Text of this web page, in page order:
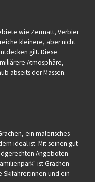
wie Zermatt, Verbier
kleinere, aber nicht
gilt. Diese
Atmosphäre,
abseits der Massen.
ein malerisches
ideal ist. Mit seinen gut
Angeboten
ist Grächen
Skifahrer:innen und ein